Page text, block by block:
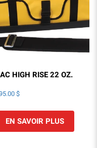
HIGH RISE 22 OZ.
$
EN SAVOIR PLUS